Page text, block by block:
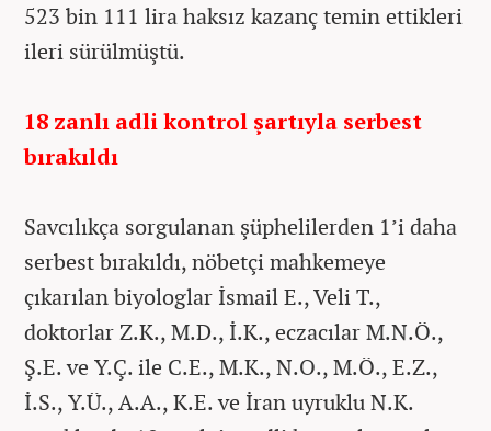
523 bin 111 lira haksız kazanç temin ettikleri
ileri sürülmüştü.
18 zanlı adli kontrol şartıyla serbest
bırakıldı
Savcılıkça sorgulanan şüphelilerden 1’i daha
serbest bırakıldı, nöbetçi mahkemeye
çıkarılan biyologlar İsmail E., Veli T.,
doktorlar Z.K., M.D., İ.K., eczacılar M.N.Ö.,
Ş.E. ve Y.Ç. ile C.E., M.K., N.O., M.Ö., E.Z.,
İ.S., Y.Ü., A.A., K.E. ve İran uyruklu N.K.